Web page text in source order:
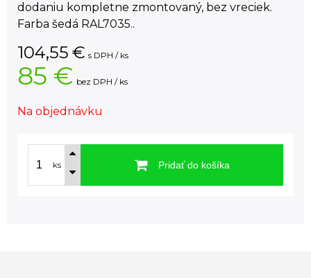
dodaniu kompletne zmontovaný, bez vreciek.
Farba šedá RAL7035..
104,55 € s DPH / ks
85 € bez DPH / ks
Na objednávku
ks Pridať do košíka